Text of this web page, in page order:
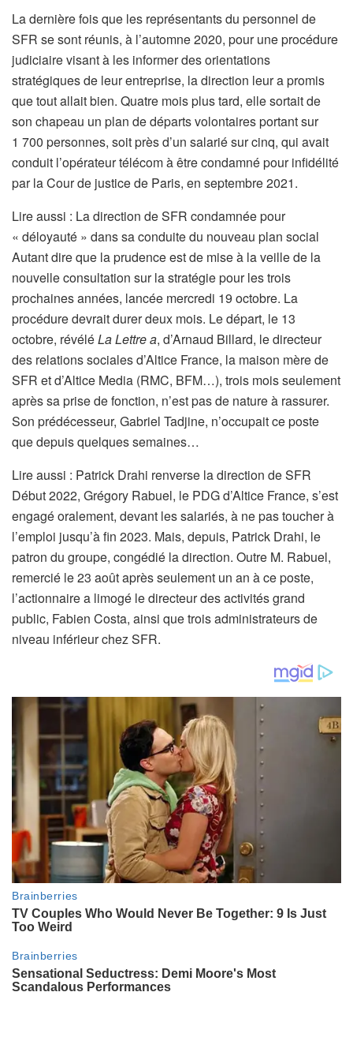
La dernière fois que les représentants du personnel de
SFR se sont réunis, à l’automne 2020, pour une procédure
judiciaire visant à les informer des orientations
stratégiques de leur entreprise, la direction leur a promis
que tout allait bien. Quatre mois plus tard, elle sortait de
son chapeau un plan de départs volontaires portant sur
1 700 personnes, soit près d’un salarié sur cinq, qui avait
conduit l’opérateur télécom à être condamné pour infidélité
par la Cour de justice de Paris, en septembre 2021.
Lire aussi : La direction de SFR condamnée pour
« déloyauté » dans sa conduite du nouveau plan social
Autant dire que la prudence est de mise à la veille de la
nouvelle consultation sur la stratégie pour les trois
prochaines années, lancée mercredi 19 octobre. La
procédure devrait durer deux mois. Le départ, le 13
octobre, révéléLaLettre a, d’Arnaud Billard, le directeur
des relations sociales d’Altice France, la maison mère de
SFR et d’Altice Media (RMC, BFM…), trois mois seulement
après sa prise de fonction, n’est pas de nature à rassurer.
Son prédécesseur, Gabriel Tadjine, n’occupait ce poste
que depuis quelques semaines…
Lire aussi : A
r
t
i
c
l
e
r
é
r
é
à
n
o
s
a
o
n
s
Patrick Drahi renverse la direction de SFR
Début 2022, Grégory Rabuel, le PDG d’Altice France, s’est
engagé oralement, devant les salariés, à ne pas toucher à
l’emploi jusqu’à fin 2023. Mais, depuis, Patrick Drahi, le
patron du groupe, congédié la direction. Outre M. Rabuel,
remercié le 23 août après seulement un an à ce poste,
l’actionnaire a limogé le directeur des activités grand
public, Fabien Costa, ainsi que trois administrateurs de
niveau inférieur chez SFR.